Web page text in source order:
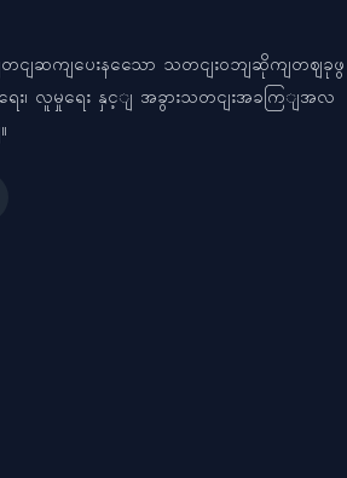
ျတငျဆကျပေးနသေော သတငျးဝဘျဆိုကျတဈခုဖွ
းရေး၊ လူမှုရေး နှင့ျ အခွားသတငျးအခကြျအလ